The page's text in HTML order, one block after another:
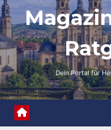
Dein Portal für